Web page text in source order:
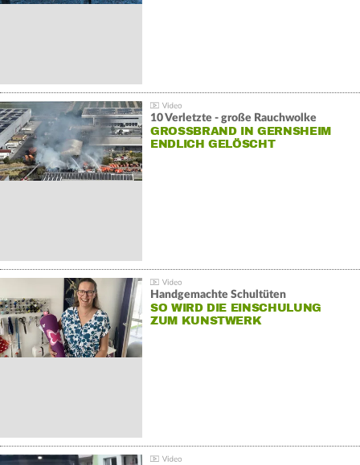
10 Verletzte - große Rauchwolke
GROSSBRAND IN GERNSHEIM E
NDLICH GELÖSCHT
Handgemachte Schultüten
SO WIRD DIE EINSCHULUNG
ZUM KUNSTWERK